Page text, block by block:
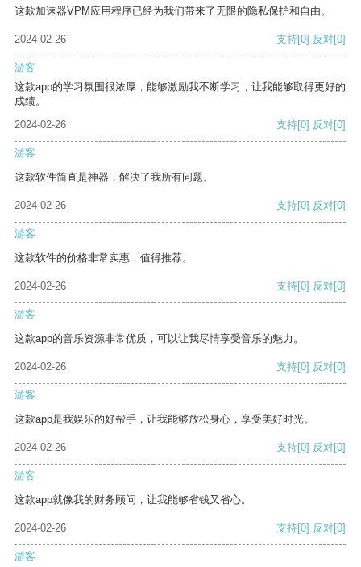
这款加速器VPM应用程序已经为我们带来了无限的隐私保护和自由。
2024-02-26 支持[0] 反对[0]
游客
这款app的学习氛围很浓厚，能够激励我不断学习，让我能够取得更好的
成绩。
2024-02-26
支持[0] 反对[0]
游客
这款软件简直是神器，解决了我所有问题。
2024-02-26 支持[0] 反对[0]
游客
这款软件的价格非常实惠，值得推荐。
2024-02-26 支持[0] 反对[0]
游客
这款app的音乐资源非常优质，可以让我尽情享受音乐的魅力。
2024-02-26 支持[0] 反对[0]
游客
这款app是我娱乐的好帮手，让我能够放松身心，享受美好时光。
2024-02-26 支持[0] 反对[0]
游客
这款app就像我的财务顾问，让我能够省钱又省心。
2024-02-26 支持[0] 反对[0]
游客